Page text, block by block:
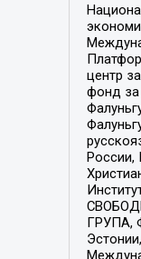
центр
фонд за
России,
ГРУПА,